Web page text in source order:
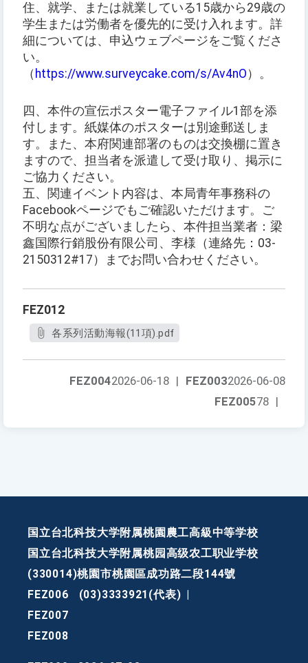
住、就学、または就業している15歳から29歳の
学生または労働者を優先的に受け入れます。詳
細については、申込ウェブページをご覧くださ
い。
（ https://www.surveycake.com/s/Av4nO ）。
四、本件の宣伝ポスター電子ファイル1部を添
付します。紙媒体のポスターは別途郵送しま
す。また、本府関連部署のものは交換棚に置き
ますので、担当者を派遣して受け取り、掲示に
ご協力ください。
五、関連イベント内容は、本局青年事務科の
Facebookページでもご確認いただけます。ご
不明な点がございましたら、本件担当業者：梁
鑫国際行銷股份有限公司、李様（連絡先：03-
2150312#17）までお問い合わせください。
FEZ012
各系列活動海報(11項).pdf
FEZ0032026-06-08
FEZ0042026-06-18 |
FEZ00578 |
国立台北科技大学附属桃園農工高級中等学校
国立台北科技大学附属桃园高级农工职业学校
(330014)桃園市桃園區成功路二段144號
FEZ006
(03)3333921(代表)
FEZ007
FEZ008